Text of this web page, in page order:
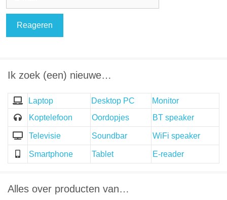
Ik zoek (een) nieuwe…
Laptop Desktop PC
Monitor
Koptelefoon
Oordopjes BT speaker
Televisie Soundbar WiFi speaker
Smartphone Tablet E-reader
Alles over producten van…